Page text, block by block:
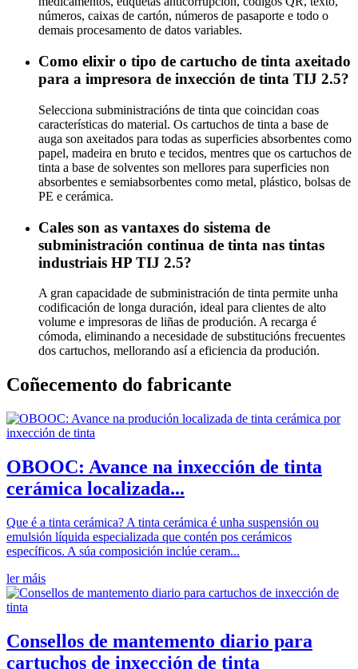
números, caixas de cartón, números de pasaporte e todo o
demais procesamento de datos variables.
Como elixir o tipo de cartucho de tinta axeitado
para a impresora de inxección de tinta TIJ 2.5?
Selecciona subministracións de tinta que coincidan coas
características do material. Os cartuchos de tinta a base de
auga son axeitados para todas as superficies absorbentes como
papel, madeira en bruto e tecidos, mentres que os cartuchos de
tinta a base de solventes son mellores para superficies non
absorbentes e semiabsorbentes como metal, plástico, bolsas de
PE e cerámica.
Cales son as vantaxes do sistema de
subministración continua de tinta nas tintas
industriais HP TIJ 2.5?
A gran capacidade de subministración de tinta permite unha
codificación de longa duración, ideal para clientes de alto
volume e impresoras de liñas de produción. A recarga é
cómoda, eliminando a necesidade de substitucións frecuentes
dos cartuchos, mellorando así a eficiencia da produción.
Coñecemento do fabricante
OBOOC: Avance na inxección de tinta
cerámica localizada...
Que é a tinta cerámica? A tinta cerámica é unha suspensión ou
emulsión líquida especializada que contén pos cerámicos
específicos. A súa composición inclúe ceram...
ler máis
Consellos de mantemento diario para
cartuchos de inxección de tinta